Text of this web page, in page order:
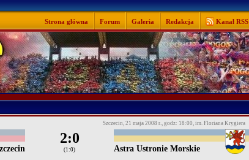
Strona główna Forum Galeria Redakcja Kanał RSS
Szczecin, 21 maja 2008 r., godz: 18:00, im. Floriana Krygiera
2:0
(1:0) Astra Ustronie Morskie